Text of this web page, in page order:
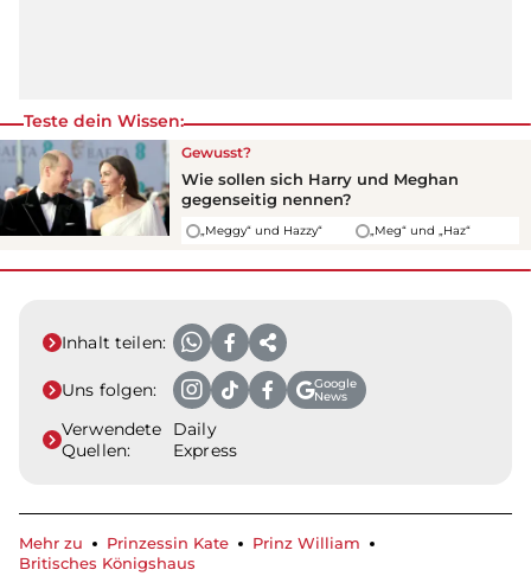
Teste dein Wissen:
Gewusst?
Wie sollen sich Harry und Meghan
gegenseitig nennen?
„Meggy“ und Hazzy“ „Meg“ und „Haz“
Inhalt teilen:
Uns folgen:
Google
News
Verwendete
Quellen:
Daily
Express
Mehr zu Prinzessin Kate
Prinz William
Britisches Königshaus